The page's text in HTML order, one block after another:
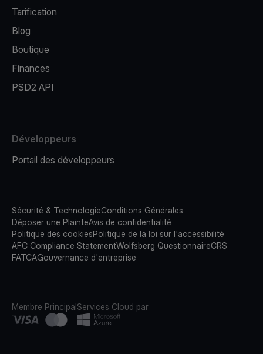
Tarification
Blog
Boutique
Finances
PSD2 API
Développeurs
Portail des développeurs
Sécurité & TechnologieConditions Générales
Déposer une PlainteAvis de confidentialité
Politique des cookiesPolitique de la loi sur l'accessibilité
AFC Compliance StatementWolfsberg QuestionnaireCRS
FATCAGouvernance d'entreprise
Membre PrincipalServices Cloud par